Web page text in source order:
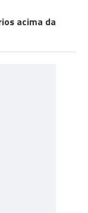
acima da